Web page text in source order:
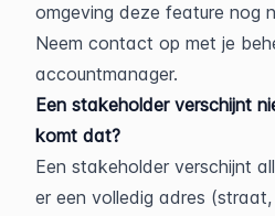
omgeving deze feature nog
Neem contact op met je
accountmanager.
Een stakeholder verschijnt
komt dat?
Een stakeholder verschijnt
er een volledig adres (straat,